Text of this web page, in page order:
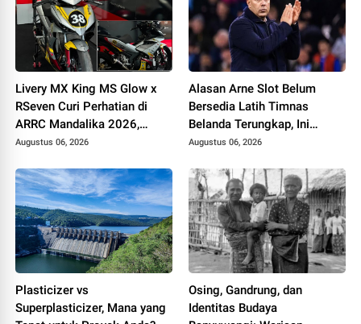
Livery MX King MS Glow x
RSeven Curi Perhatian di
ARRC Mandalika 2026,
Wawan Wello Siap Bertarung
Augustus 06, 2026
Alasan Arne Slot Belum
Bersedia Latih Timnas
Belanda Terungkap, Ini
Pertimbangannya
Augustus 06, 2026
Plasticizer vs
Superplasticizer, Mana yang
Osing, Gandrung, dan
Identitas Budaya